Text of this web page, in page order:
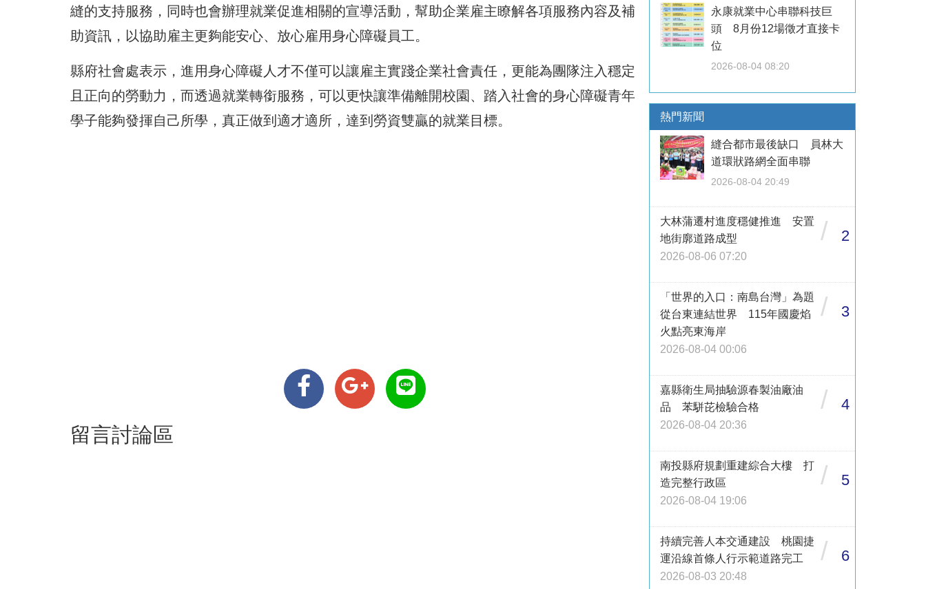
縫的支持服務，同時也會辦理就業促進相關的宣導活動，幫助企業雇主瞭解各項服務內容及補
助資訊，以協助雇主更夠能安心、放心雇用身心障礙員工。
縣府社會處表示，進用身心障礙人才不僅可以讓雇主實踐企業社會責任，更能為團隊注入穩定
且正向的勞動力，而透過就業轉銜服務，可以更快讓準備離開校園、踏入社會的身心障礙青年
學子能夠發揮自己所學，真正做到適才適所，達到勞資雙贏的就業目標。
留言討論區
永康就業中心串聯科技巨
頭 8月份12場徵才直接卡
位
2026-08-04 08:20
熱門新聞
縫合都市最後缺口 員林大
道環狀路網全面串聯
2026-08-04 20:49
大林蒲遷村進度穩健推進 安置
地街廓道路成型
2026-08-06 07:20
/ 2
「世界的入口：南島台灣」為題
從台東連結世界 115年國慶焰
火點亮東海岸
2026-08-04 00:06
/ 3
嘉縣衛生局抽驗源春製油廠油
品 苯駢芘檢驗合格
2026-08-04 20:36
/ 4
南投縣府規劃重建綜合大樓 打
造完整行政區
2026-08-04 19:06
/ 5
持續完善人本交通建設 桃園捷
運沿線首條人行示範道路完工
2026-08-03 20:48
/ 6